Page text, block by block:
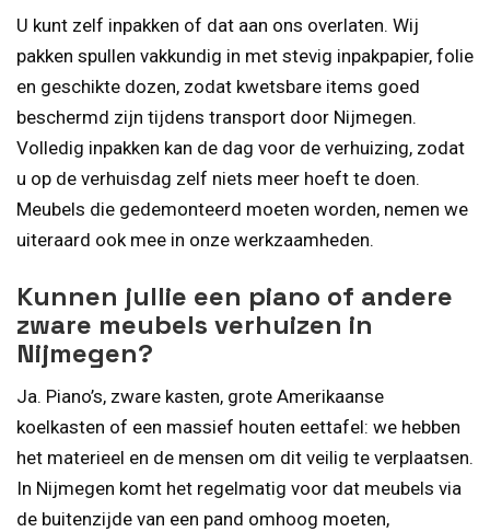
U kunt zelf inpakken of dat aan ons overlaten. Wij
pakken spullen vakkundig in met stevig inpakpapier, folie
en geschikte dozen, zodat kwetsbare items goed
beschermd zijn tijdens transport door Nijmegen.
Volledig inpakken kan de dag voor de verhuizing, zodat
u op de verhuisdag zelf niets meer hoeft te doen.
Meubels die gedemonteerd moeten worden, nemen we
uiteraard ook mee in onze werkzaamheden.
Kunnen jullie een piano of andere
zware meubels verhuizen in
Nijmegen?
Ja. Piano’s, zware kasten, grote Amerikaanse
koelkasten of een massief houten eettafel: we hebben
het materieel en de mensen om dit veilig te verplaatsen.
In Nijmegen komt het regelmatig voor dat meubels via
de buitenzijde van een pand omhoog moeten,